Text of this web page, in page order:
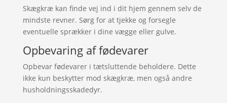
Skægkræ kan finde vej ind i dit hjem gennem selv de
mindste revner. Sørg for at tjekke og forsegle
eventuelle sprækker i dine vægge eller gulve.
Opbevaring af fødevarer
Opbevar fødevarer i tætsluttende beholdere. Dette
ikke kun beskytter mod skægkræ, men også andre
husholdningsskadedyr.